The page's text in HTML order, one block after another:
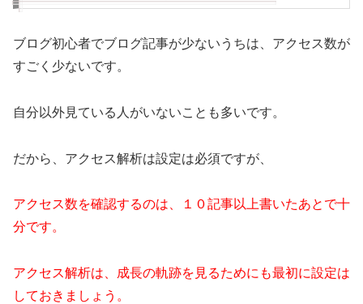
ブログ初心者でブログ記事が少ないうちは、アクセス数が
すごく少ないです。
自分以外見ている人がいないことも多いです。
だから、アクセス解析は設定は必須ですが、
アクセス数を確認するのは、１０記事以上書いたあとで十
分です。
アクセス解析は、成長の軌跡を見るためにも最初に設定は
しておきましょう。